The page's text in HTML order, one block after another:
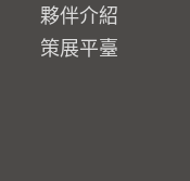
夥伴介紹
策展平臺